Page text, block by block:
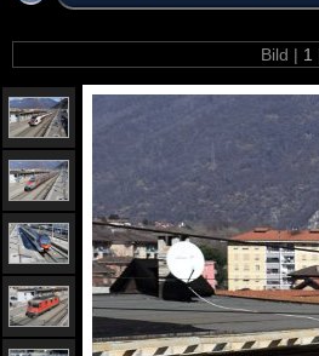
Bild | 1